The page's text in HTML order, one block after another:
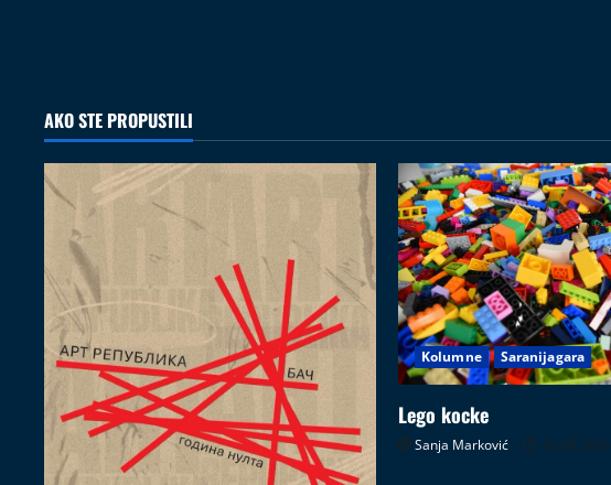
AKO STE PROPUSTILI
Kolumne Saranijagara
Lego kocke
Sanja Marković 02.08.2026